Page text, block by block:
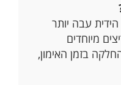
עבה יותר
מיוחדים
בזמן האימון,